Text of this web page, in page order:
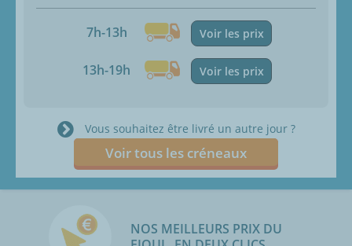
7h-13h Voir les prix
13h-19h Voir les prix
Vous souhaitez être livré un autre jour ?
Voir tous les créneaux
NOS MEILLEURS PRIX DU